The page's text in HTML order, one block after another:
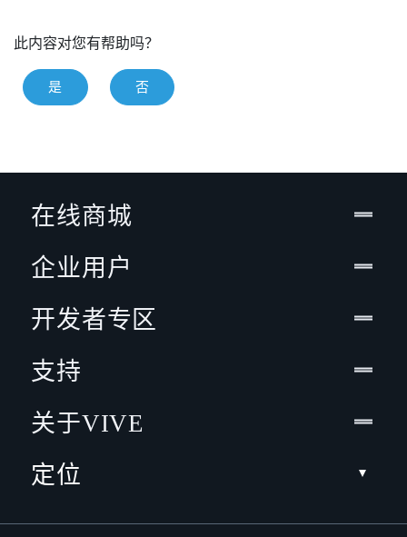
此内容对您有帮助吗？
是 否
在线商城
企业用户
开发者专区
支持
关于VIVE
定位